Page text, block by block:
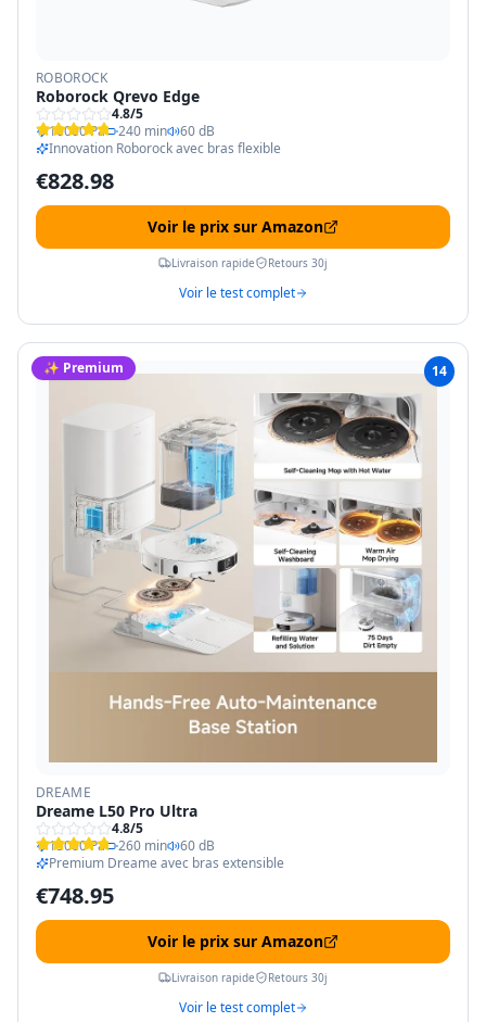
ROBOROCK
Roborock Qrevo Edge
4.8/5
10000 Pa
240 min
60 dB
Innovation Roborock avec bras flexible
€828.98
Voir le prix sur Amazon
Livraison rapide Retours 30j
Voir le test complet
✨ Premium 14
DREAME
Dreame L50 Pro Ultra
4.8/5
15000 Pa
260 min
60 dB
Premium Dreame avec bras extensible
€748.95
Voir le prix sur Amazon
Livraison rapide Retours 30j
Voir le test complet